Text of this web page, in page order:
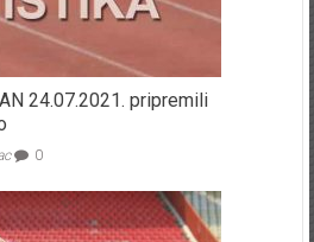
24.07.2021. pripremili
0